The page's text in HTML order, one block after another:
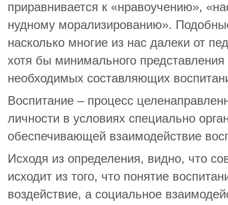
приравнивается к «нравоучению»,
нудному морализированию».
насколько многие из нас далеки от
хотя бы минимального
необходимых составляющих
Воспитание – процесс
личности в условиях специально
обеспечивающей взаимодействие
Исходя из определения, видно, что
исходит из того, что понятие
воздействие, а социальное